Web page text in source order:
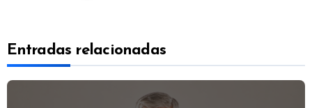
Entradas relacionadas